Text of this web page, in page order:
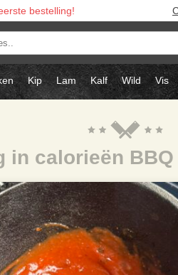
bestelling!
Kip Lam Kalf Wild Vis
in calorieën